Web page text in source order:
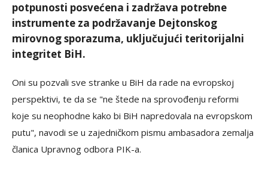
potpunosti posvećena i zadržava potrebne
instrumente za podržavanje Dejtonskog
mirovnog sporazuma, uključujući teritorijalni
integritet BiH.
Oni su pozvali sve stranke u BiH da rade na evropskoj
perspektivi, te da se "ne štede na sprovođenju reformi
koje su neophodne kako bi BiH napredovala na evropskom
putu", navodi se u zajedničkom pismu ambasadora zemalja
članica Upravnog odbora PIK-a.